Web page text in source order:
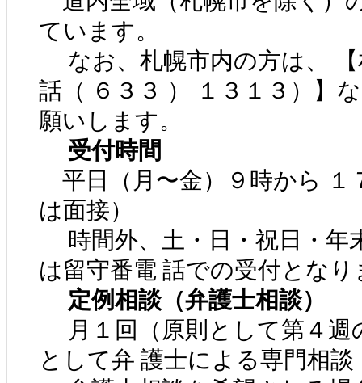
ています。
なお、札幌市内の方は、 【
話（ ６３３ ） １３１３）】
願いします。
受付時間
平日（月〜金）９時から １
は面接）
時間外、土・日・祝日・年
は留守番電 話での受付となり
定例相談（弁護士相談）
月１回（原則として第４週
として弁 護士による専門相